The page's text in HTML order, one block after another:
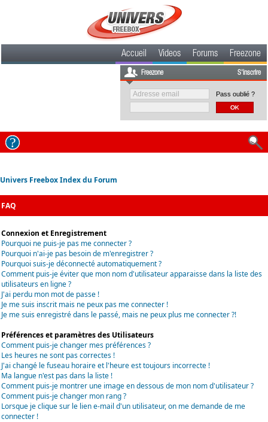
Accueil Videos Forums Freezone
Freezone S'inscrire
Pass oublié ?
Univers Freebox Index du Forum
FAQ
Connexion et Enregistrement
Pourquoi ne puis-je pas me connecter ?
Pourquoi n'ai-je pas besoin de m'enregistrer ?
Pourquoi suis-je déconnecté automatiquement ?
Comment puis-je éviter que mon nom d'utilisateur apparaisse dans la liste des
utilisateurs en ligne ?
J'ai perdu mon mot de passe !
Je me suis inscrit mais ne peux pas me connecter !
Je me suis enregistré dans le passé, mais ne peux plus me connecter ?!
Préférences et paramètres des Utilisateurs
Comment puis-je changer mes préférences ?
Les heures ne sont pas correctes !
J'ai changé le fuseau horaire et l'heure est toujours incorrecte !
Ma langue n'est pas dans la liste !
Comment puis-je montrer une image en dessous de mon nom d'utilisateur ?
Comment puis-je changer mon rang ?
Lorsque je clique sur le lien e-mail d'un utilisateur, on me demande de me
connecter !